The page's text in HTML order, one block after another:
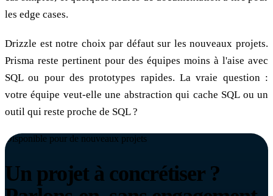
les edge cases.
Drizzle est notre choix par défaut sur les nouveaux projets.
Prisma reste pertinent pour des équipes moins à l'aise avec
SQL ou pour des prototypes rapides. La vraie question :
votre équipe veut-elle une abstraction qui cache SQL ou un
outil qui reste proche de SQL ?
Disponible pour de nouveaux projets
Un projet à concrétiser ?